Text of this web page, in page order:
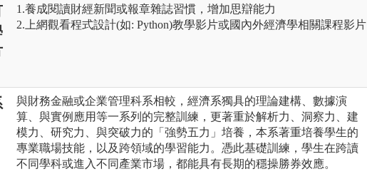
1.養成閱讀財經新聞或報章雜誌習慣，增加思辯能力
2.上網觀看程式設計(如: Python)教學影片或國內外經濟學相關課程影片
與財務金融或企業管理科系相較，經濟系獨具的理論建構、數據演
算、與實例應用等一系列的完整訓練，更著重於解析力、洞察力、建
模力、研究力、與突破力的「強勢五力」培養，本系著重培養學生的
專業職場技能，以及跨領域的學習能力。憑此基礎訓練，學生在跨讀
不同學科或進入不同產業市場，都能具有長期的穩操勝券效應。